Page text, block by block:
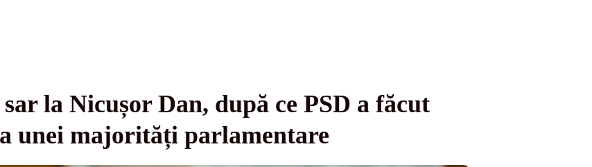
la Nicușor Dan, după ce PSD a făcut
unei majorități parlamentare